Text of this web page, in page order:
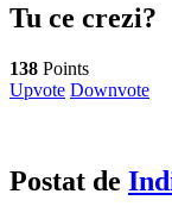
Tu ce crezi?
138 Points
Upvote Downvote
Postat de